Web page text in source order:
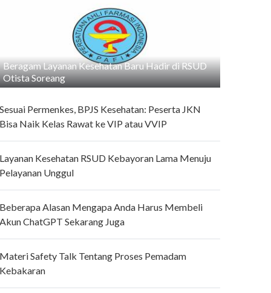
Beragam Layanan Kesehatan Baru Hadir di RSUD
Otista Soreang
Permenkes, BPJS Kesehatan: Peserta JKN
Naik Kelas Rawat ke VIP atau VVIP
Kesehatan RSUD Kebayoran Lama Menuju
Unggul
Alasan Mengapa Anda Harus Membeli
ChatGPT Sekarang Juga
Safety Talk Tentang Proses Pemadam